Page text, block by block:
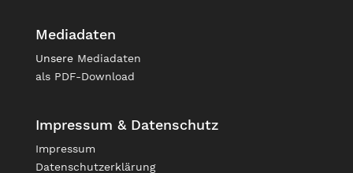
Mediadaten
Unsere Mediadaten
als PDF-Download
Impressum & Datenschutz
Impressum
Datenschutzerklärung